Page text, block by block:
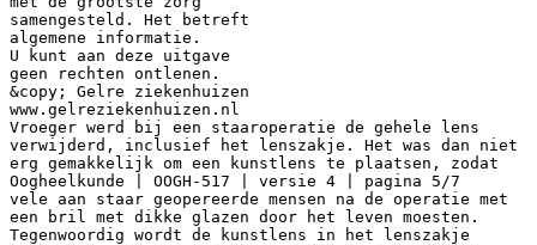
samengesteld. Het betreft
algemene informatie.
U kunt aan deze uitgave
geen rechten ontlenen.
&copy; Gelre ziekenhuizen
www.gelreziekenhuizen.nl
Vroeger werd bij een staaroperatie de gehele lens
verwijderd, inclusief het lenszakje. Het was dan niet
erg gemakkelijk om een kunstlens te plaatsen, zodat
Oogheelkunde | OOGH-517 | versie 4 | pagina 5/7
vele aan staar geopereerde mensen na de operatie met
een bril met dikke glazen door het leven moesten.
Tegenwoordig wordt de kunstlens in het lenszakje